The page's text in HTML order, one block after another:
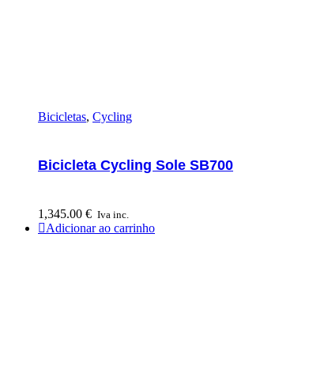
Bicicletas, Cycling
Bicicleta Cycling Sole SB700
1,345.00 € Iva inc.
Adicionar ao carrinho